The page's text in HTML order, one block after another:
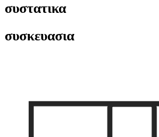
συστατικα
συσκευασια